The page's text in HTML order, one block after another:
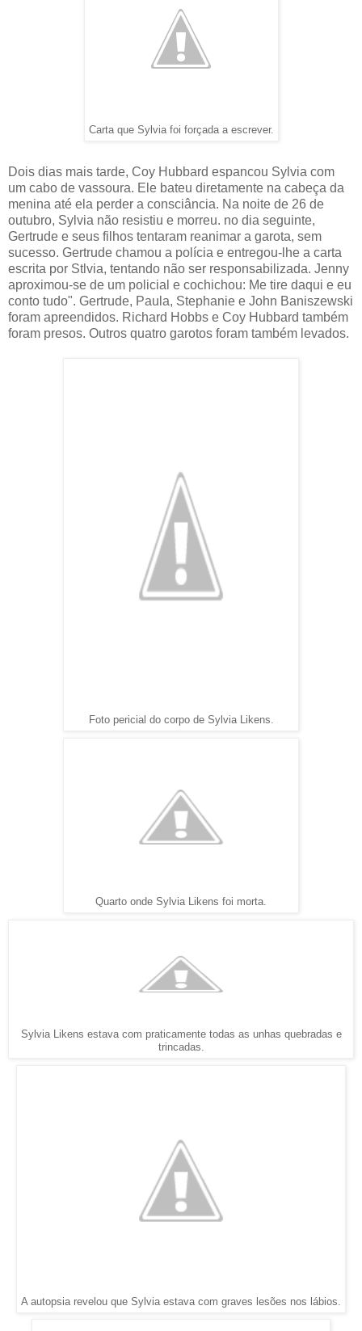
Carta que Sylvia foi forçada a escrever.
Dois dias mais tarde, Coy Hubbard espancou Sylvia com
um cabo de vassoura. Ele bateu diretamente na cabeça da
menina até ela perder a consciância. Na noite de 26 de
outubro, Sylvia não resistiu e morreu. no dia seguinte,
Gertrude e seus filhos tentaram reanimar a garota, sem
sucesso. Gertrude chamou a polícia e entregou-lhe a carta
escrita por Stlvia, tentando não ser responsabilizada. Jenny
aproximou-se de um policial e cochichou: Me tire daqui e eu
conto tudo". Gertrude, Paula, Stephanie e John Baniszewski
foram apreendidos. Richard Hobbs e Coy Hubbard também
foram presos. Outros quatro garotos foram também levados.
Foto pericial do corpo de Sylvia Likens.
Quarto onde Sylvia Likens foi morta.
Sylvia Likens estava com praticamente todas as unhas quebradas e
trincadas.
A autopsia revelou que Sylvia estava com graves lesões nos lábios.